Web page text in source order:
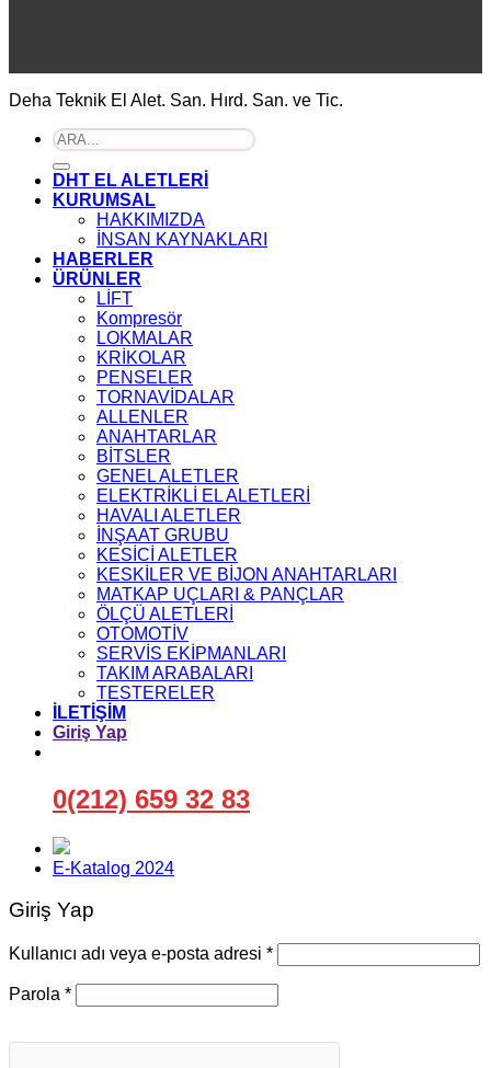
Deha Teknik El Alet. San. Hırd. San. ve Tic.
Ara:
DHT EL ALETLERİ
KURUMSAL
HAKKIMIZDA
İNSAN KAYNAKLARI
HABERLER
ÜRÜNLER
LİFT
Kompresör
LOKMALAR
KRİKOLAR
PENSELER
TORNAVİDALAR
ALLENLER
ANAHTARLAR
BİTSLER
GENEL ALETLER
ELEKTRİKLİ EL ALETLERİ
HAVALI ALETLER
İNŞAAT GRUBU
KESİCİ ALETLER
KESKİLER VE BİJON ANAHTARLARI
MATKAP UÇLARI & PANÇLAR
ÖLÇÜ ALETLERİ
OTOMOTİV
SERVİS EKİPMANLARI
TAKIM ARABALARI
TESTERELER
İLETİŞİM
Giriş Yap
0(212) 659 32 83
E-Katalog 2024
Giriş Yap
Kullanıcı adı veya e-posta adresi *Gerekli
Parola *Gerekli